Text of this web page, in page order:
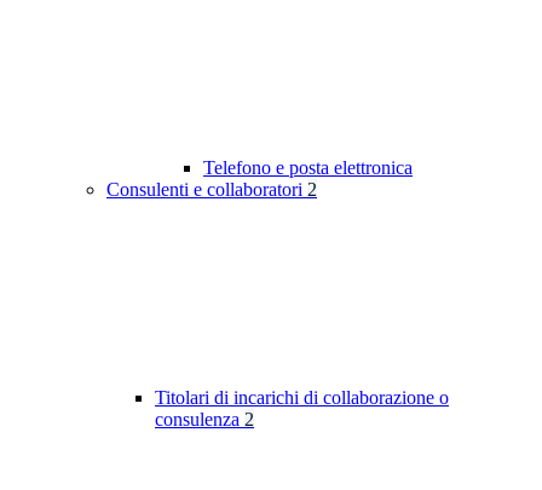
Telefono e posta elettronica
Consulenti e collaboratori 2
Titolari di incarichi di collaborazione o
consulenza 2